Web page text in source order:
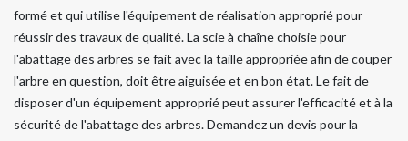
formé et qui utilise l'équipement de réalisation approprié pour
réussir des travaux de qualité. La scie à chaîne choisie pour
l'abattage des arbres se fait avec la taille appropriée afin de couper
l'arbre en question, doit être aiguisée et en bon état. Le fait de
disposer d'un équipement approprié peut assurer l'efficacité et à la
sécurité de l'abattage des arbres. Demandez un devis pour la